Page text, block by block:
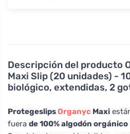
Descripción del producto
Maxi Slip (20 unidades) -
biológico, extendidas, 2
ProtegeslipsOrganyc Maxi
fuera de 100% algodón orgánico